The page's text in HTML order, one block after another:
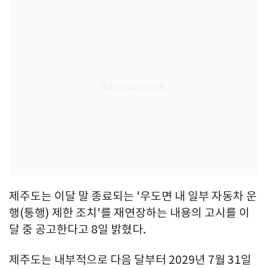
제주도는 이달 말 종료되는 '우도면 내 일부 자동차 운
행(통행) 제한 조치'를 재연장하는 내용의 고시를 이
달 중 공고한다고 8일 밝혔다.
제주도는 내부적으로 다음 달부터 2029년 7월 31일